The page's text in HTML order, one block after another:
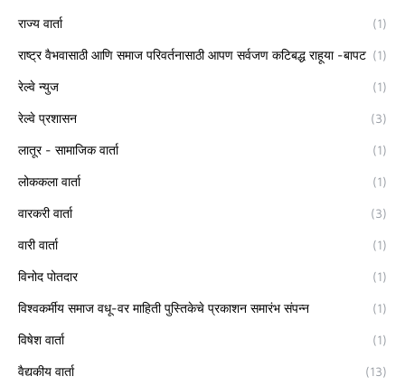
राज्य वार्ता (1)
राष्ट्र वैभवासाठी आणि समाज परिवर्तनासाठी आपण सर्वजण कटिबद्ध राहूया -बापट (1)
रेल्वे न्युज (1)
रेल्वे प्रशासन (3)
लातूर - सामाजिक वार्ता (1)
लोककला वार्ता (1)
वारकरी वार्ता (3)
वारी वार्ता (1)
विनोद पोतदार (1)
विश्वकर्मीय समाज वधू-वर माहिती पुस्तिकेचे प्रकाशन समारंभ संपन्न (1)
विषेश वार्ता (1)
वैद्यकीय वार्ता (13)